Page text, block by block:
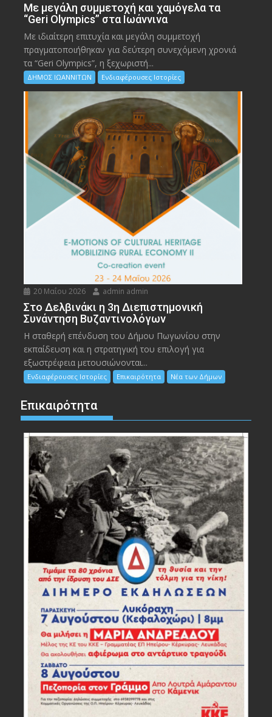
Με μεγάλη συμμετοχή και χαμόγελα τα
“Geri Olympics” στα Ιωάννινα
Με ιδιαίτερη επιτυχία και μεγάλη συμμετοχή
πραγματοποιήθηκαν για δεύτερη συνεχόμενη χρονιά
τα “Geri Olympics”, η ξεχωριστή...
ΔΗΜΟΣ ΙΩΑΝΝΙΤΩΝ Ενδιαφέρουσες Ιστορίες
20 Μαΐου 2026 admin admin
Στο Δελβινάκι η 3η Διεπιστημονική
Συνάντηση Βυζαντινολόγων
Η σταθερή επένδυση του Δήμου Πωγωνίου στην
εκπαίδευση και η στρατηγική του επιλογή για
εξωστρέφεια μετουσιώνονται...
Ενδιαφέρουσες Ιστορίες Επικαιρότητα Νέα των Δήμων
Επικαιρότητα